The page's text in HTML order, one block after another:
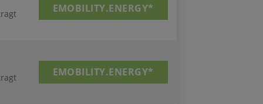
EMOBILITY.ENERGY*
EMOBILITY.ENERGY*